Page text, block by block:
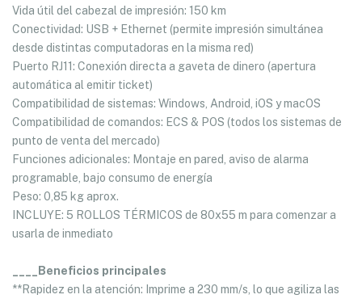
Vida útil del cabezal de impresión: 150 km
Conectividad: USB + Ethernet (permite impresión simultánea
desde distintas computadoras en la misma red)
Puerto RJ11: Conexión directa a gaveta de dinero (apertura
automática al emitir ticket)
Compatibilidad de sistemas: Windows, Android, iOS y macOS
Compatibilidad de comandos: ECS & POS (todos los sistemas de
punto de venta del mercado)
Funciones adicionales: Montaje en pared, aviso de alarma
programable, bajo consumo de energía
Peso: 0,85 kg aprox.
INCLUYE: 5 ROLLOS TÉRMICOS de 80x55 m para comenzar a
usarla de inmediato
____Beneficios principales
**Rapidez en la atención: Imprime a 230 mm/s, lo que agiliza las